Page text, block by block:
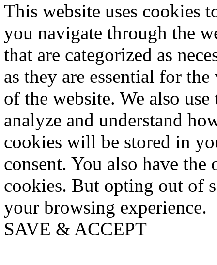
This website uses cookies
you navigate through the
that are categorized as
as they are essential for
of the website. We also
analyze and understand
cookies will be stored in
consent. You also have
cookies. But opting out of
your browsing experience.
SAVE & ACCEPT